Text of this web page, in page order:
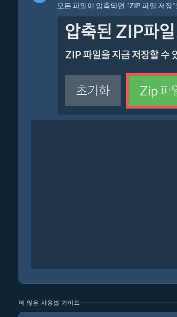
모든 파일이 압축되면 "ZIP 파일 저
더 많은 사용법 가이드